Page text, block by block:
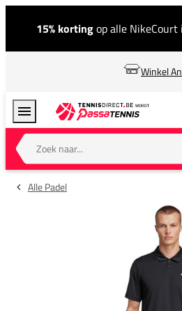
15% kortingop alle NikeCourt
Winkel
Zoek naar...
Alle Padel